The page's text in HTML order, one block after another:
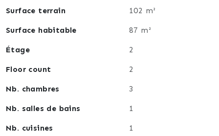
Surface terrain 102 m²
Surface habitable 87 m²
Étage 2
Floor count 2
Nb. chambres 3
Nb. salles de bains 1
Nb. cuisines 1